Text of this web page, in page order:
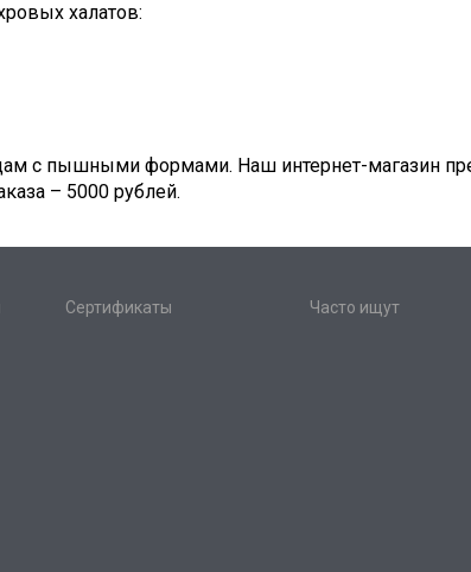
халатов:
с пышными формами. Наш интернет-магазин
– 5000 рублей.
Сертификаты Часто ищут